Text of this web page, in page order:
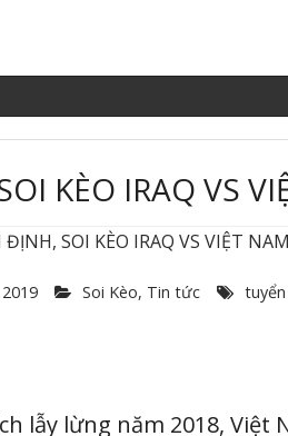
KÈO IRAQ VS
SOI KÈO IRAQ VS VIỆT
Soi Kèo, Tin tức
lẫy lừng năm 2018,